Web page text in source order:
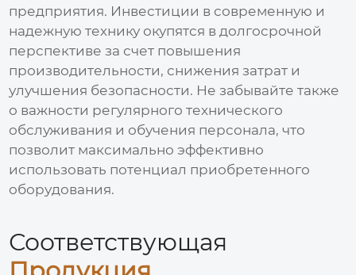
предприятия. Инвестиции в современную и
надежную технику окупятся в долгосрочной
перспективе за счет повышения
производительности, снижения затрат и
улучшения безопасности. Не забывайте также
о важности регулярного технического
обслуживания и обучения персонала, что
позволит максимально эффективно
использовать потенциал приобретенного
оборудования.
Соответствующая